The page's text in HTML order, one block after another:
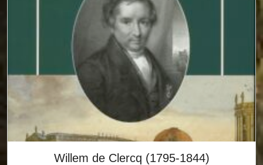
Willem de Clercq (1795-1844)